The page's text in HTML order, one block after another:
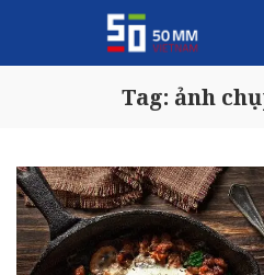
Tag: ảnh